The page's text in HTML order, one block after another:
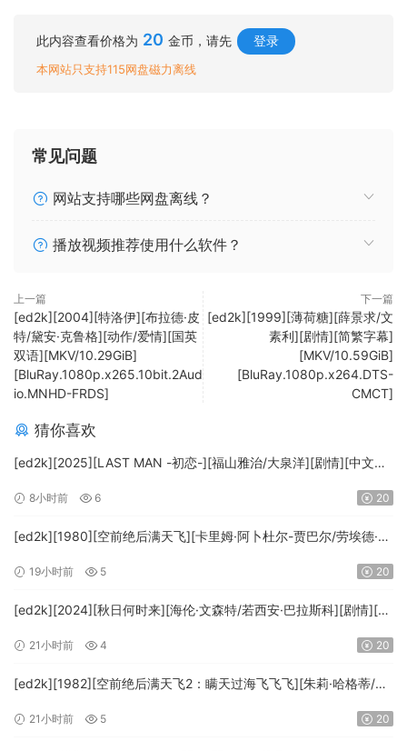
此内容查看价格为 20 金币，请先 登录
本网站只支持115网盘磁力离线
常见问题
网站支持哪些网盘离线？
播放视频推荐使用什么软件？
上一篇
[ed2k][2004][特洛伊][布拉德·皮
特/黛安·克鲁格][动作/爱情][国英
双语][MKV/10.29GiB]
[BluRay.1080p.x265.10bit.2Aud
io.MNHD-FRDS]
下一篇
[ed2k][1999][薄荷糖][薛景求/文
素利][剧情][简繁字幕]
[MKV/10.59GiB]
[BluRay.1080p.x264.DTS-
CMCT]
猜你喜欢
[ed2k][2025][LAST MAN -初恋-][福山雅治/大泉洋][剧情][中文字
8小时前 6 20
[ed2k][1980][空前绝后满天飞][卡里姆·阿卜杜尔-贾巴尔/劳埃德·布
HD.MA5.1.x265.10bit-BeiTai]
19小时前 5 20
[ed2k][2024][秋日何时来][海伦·文森特/若西安·巴拉斯科][剧情][中
FRDS]
21小时前 4 20
[ed2k][1982][空前绝后满天飞2：瞒天过海飞飞飞][朱莉·哈格蒂/罗
[1080p.BluRay.x264.DTS-WiKi]
21小时前 5 20